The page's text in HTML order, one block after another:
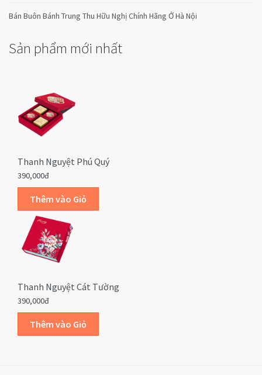
Bán Buôn Bánh Trung Thu Hữu Nghị Chính Hãng Ở Hà Nội
Sản phẩm mới nhất
Thanh Nguyệt Phú Quý
390,000đ
Thanh Nguyệt Cát Tường
390,000đ